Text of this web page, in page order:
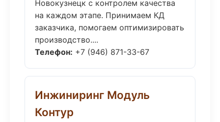
Новокузнецк с контролем качества
на каждом этапе. Принимаем КД
заказчика, помогаем оптимизировать
производство....
Телефон: +7 (946) 871-33-67
Инжиниринг Модуль
Контур